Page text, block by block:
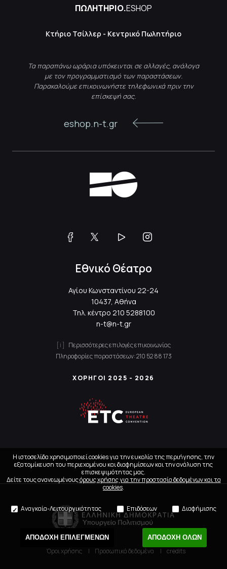
ΠΩΛΗΤΗΡΙΟ.ESHOP
Κτήριο Τσίλλερ - Κεντρικό Πωλητήριο
Τα παραπάνω ωράρια υπόκεινται σε αλλαγές, ανάλογα
με τον προγραμματισμό των παραστάσεων.
Παρακαλούμε επικοινωνήστε τηλεφωνικά πριν την
επίσκεψή σας.
eshop.n-t.gr
Εθνικό Θέατρο
Αγίου Κωνσταντίνου 22-24
10437, Αθήνα
Τηλ. κέντρο 210 5288100
n-t@n-t.gr
Περισσότερες επιλογές επικοινωνίας
Πληροφορίες παραστάσεων:210 52 88 173
ΧΟΡΗΓΟΙ 2025 - 2026
Όροι χρήσης Προσωπικά δεδομένα credits
Η ιστοσελίδα χρησιμοποιεί cookies για την ευκολία της περιήγησης, την
εξατομίκευση του περιεχομένου και διαφημίσεων και την ανάλυση της
επισκεψιμότητας μας.
Δείτε τους ανανεωμένουςόρους χρήσης για την προστασία δεδομένων και τα
cookies.
Αναγκαία-Λειτουργικότητας Επιδόσεων Διαφήμισης
ΑΠΟΔΟΧΗ ΕΠΙΛΕΓΜΕΝΩΝ ΑΠΟΔΟΧΗ ΟΛΩΝ